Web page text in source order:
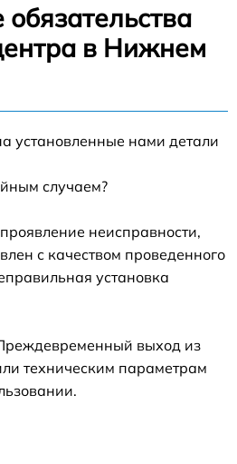
в Нижнем
установленные нами детали
случаем?
неисправности,
с качеством проведенного
установка
выход из
техническим параметрам